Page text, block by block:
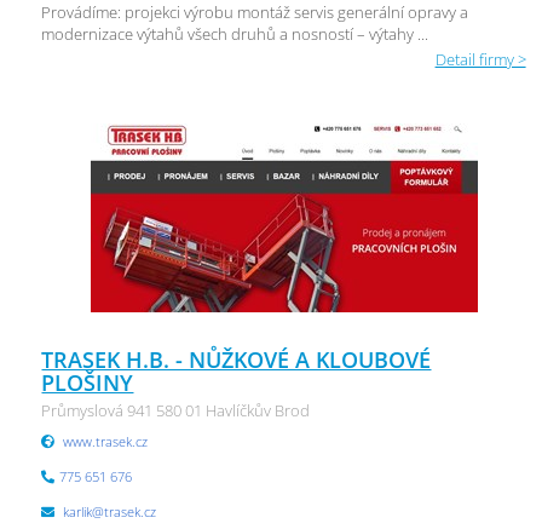
Provádíme: projekci výrobu montáž servis generální opravy a
modernizace výtahů všech druhů a nosností – výtahy ...
Detail firmy >
TRASEK H.B. - NŮŽKOVÉ A KLOUBOVÉ
PLOŠINY
Průmyslová 941 580 01 Havlíčkův Brod
www.trasek.cz
775 651 676
karlik@trasek.cz